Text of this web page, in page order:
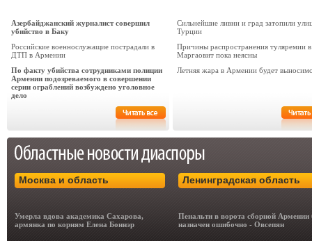
Азербайджанский журналист совершил
убийство в Баку
Российские военнослужащие пострадали в
ДТП в Армении
По факту убийства сотрудниками полиции
Армении подозреваемого в совершении
серии ограблений возбуждено уголовное
дело
Сильнейшие ливни и град затопили
Турции
Причины распространения туляремии в
Маргаовит пока неясны
Летняя жара в Армении будет
Москва и область
Умерла вдова академика Сахарова,
армянка по корням Елена Боннэр
Ленинградская область
Пенальти в ворота сборной
назначен ошибочно - Овсепян